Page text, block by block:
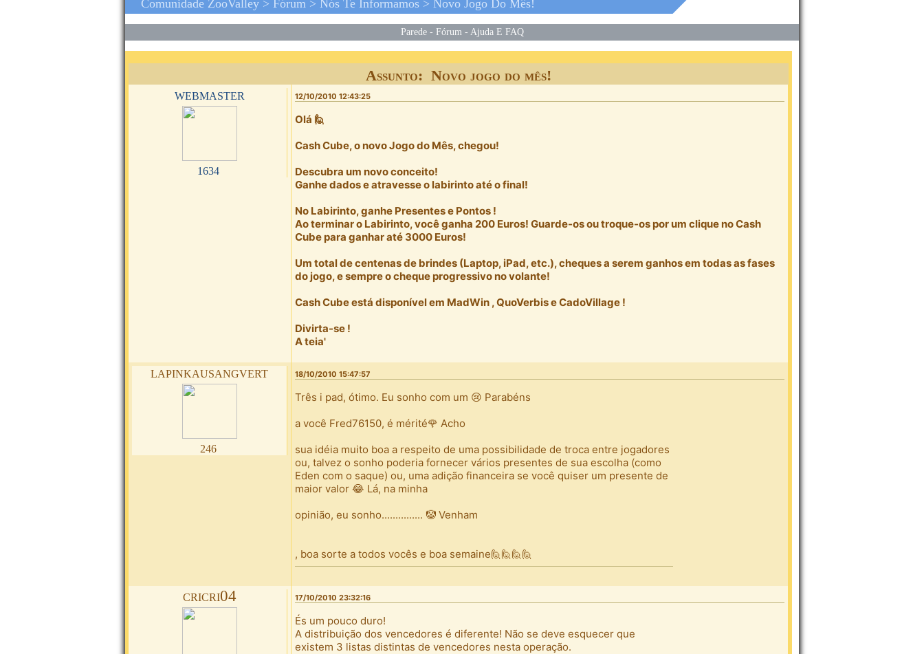
Comunidade ZooValley > Fórum > Nós Te Informamos > Novo Jogo Do Mês!
Parede- Fórum - Ajuda E FAQ
Assunto: Novo jogo do mês!
webmaster
1634
12/10/2010 12:43:25
Olá 🙋
Cash Cube, o novo Jogo do Mês, chegou!
Descubra um novo conceito!
Ganhe dados e atravesse o labirinto até o final!
No Labirinto, ganhe Presentes e Pontos !
Ao terminar o Labirinto, você ganha 200 Euros! Guarde-os ou troque-os por um clique no Cash
Cube para ganhar até 3000 Euros!
Um total de centenas de brindes (Laptop, iPad, etc.), cheques a serem ganhos em todas as fases
do jogo, e sempre o cheque progressivo no volante!
Cash Cube está disponível em MadWin , QuoVerbis e CadoVillage !
Divirta-se !
A teia'
lapinkausangvert
246
18/10/2010 15:47:57
Três i pad, ótimo. Eu sonho com um 😢 Parabéns
a você Fred76150, é mérité🌹 Acho
sua idéia muito boa a respeito de uma possibilidade de troca entre jogadores
ou, talvez o sonho poderia fornecer vários presentes de sua escolha (como
Eden com o saque) ou, uma adição financeira se você quiser um presente de
maior valor 😂 Lá, na minha
opinião, eu sonho............... 🤡 Venham
, boa sorte a todos vocês e boa semaine🙋🙋🙋🙋
cricri04 17/10/2010 23:32:16
És um pouco duro!
A distribuição dos vencedores é diferente! Não se deve esquecer que
existem 3 listas distintas de vencedores nesta operação.